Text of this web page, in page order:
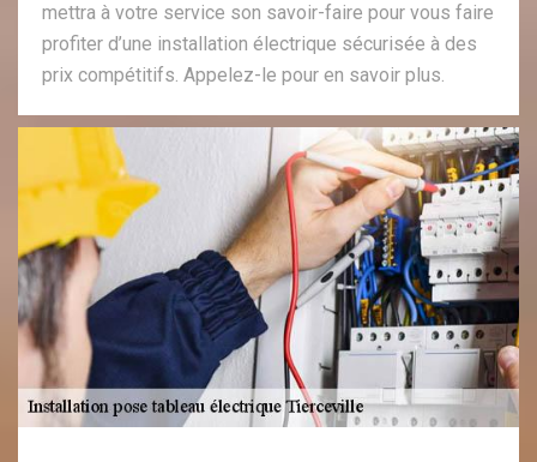
mettra à votre service son savoir-faire pour vous faire
profiter d’une installation électrique sécurisée à des
prix compétitifs. Appelez-le pour en savoir plus.